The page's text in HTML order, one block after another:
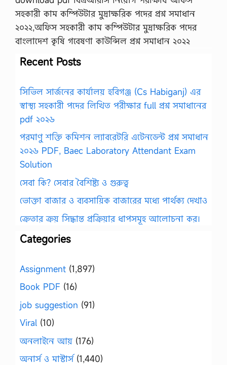
সহকারী কাম কম্পিউটার মুদ্রাক্ষরিক পদের প্রশ্ন সমাধান
২০২২,অফিস সহকারী কাম কম্পিউটার মুদ্রাক্ষরিক পদের
বাংলাদেশ কৃষি গবেষণা কাউন্সিল প্রশ্ন সমাধান ২০২২
Recent Posts
সিভিল সার্জনের কার্যালয় হবিগঞ্জ (Cs Habiganj) এর
স্বাস্থ্য সহকারী পদের লিখিত পরীক্ষার full প্রশ্ন সমাধানের
pdf ২০২৬
পরমাণু শক্তি কমিশন ল্যাবরেটরি এটেনডেন্ট প্রশ্ন সমাধান
২০২৬ PDF, Baec Laboratory Attendant Exam
Solution
সেবা কি? সেবার বৈশিষ্ট্য ও গুরুত্ব
ভোক্তা বাজার ও ব্যবসায়িক বাজারের মধ্যে পার্থক্য দেখাও
ক্রেতার ক্রয় সিদ্ধান্ত প্রক্রিয়ার ধাপসমূহ আলোচনা কর।
Categories
Assignment (1,897)
Book PDF (16)
job suggestion (91)
Viral (10)
অনলাইনে আয় (176)
অনার্স ও মাস্টার্স(1,440)